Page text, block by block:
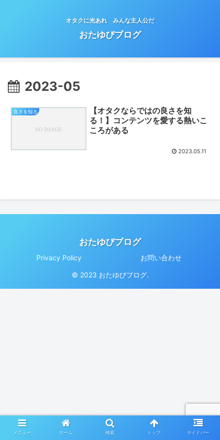
オタクに光あれ みんな主人公だ
おたゆぴブログ
2023-05
良さを知る
【オタクならではの良さを知
る！】コンテンツを愛する熱いこ
ころがある
2023.05.11
おたゆぴブログ
Privacy Policy お問い合わせ
© 2023 おたゆぴブログ.
メニュー ホーム 検索 トップ サイドバー